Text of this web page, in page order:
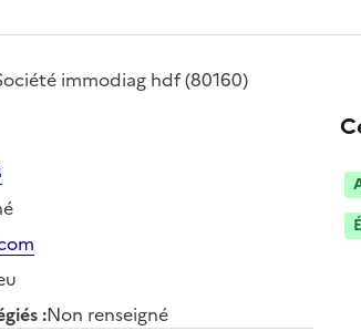
immodiag hdf(80160)
:Non renseigné